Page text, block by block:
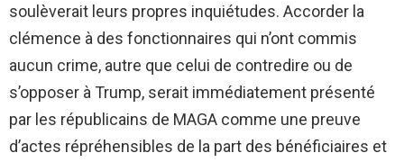
soulèverait leurs propres inquiétudes. Accorder la
clémence à des fonctionnaires qui n’ont commis
aucun crime, autre que celui de contredire ou de
s’opposer à Trump, serait immédiatement présenté
par les républicains de MAGA comme une preuve
d’actes répréhensibles de la part des bénéficiaires et